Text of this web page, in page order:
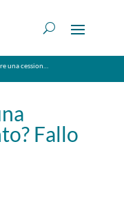
quinto? Fallo in 3 mosse!
Fallo